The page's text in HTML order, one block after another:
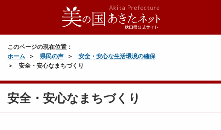
このページの現在位置：
ホーム
県民の声
安全・安心な生活環境の確保
安全・安心なまちづくり
安全・安心なまちづくり